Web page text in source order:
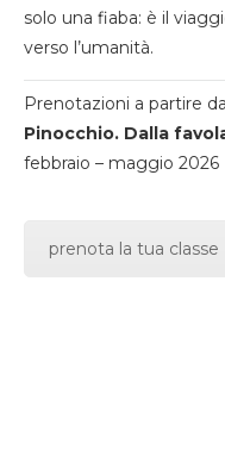
solo una fiaba: è il
verso l’umanità.
Prenotazioni a partire
Pinocchio. Dalla
febbraio – maggio 2026
prenota la tua classe